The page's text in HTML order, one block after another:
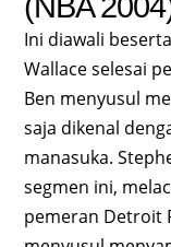
Ini diawali
Wallace selesai
Ben menyusul
saja dikenal
manasuka.
segmen ini,
pemeran Detroit